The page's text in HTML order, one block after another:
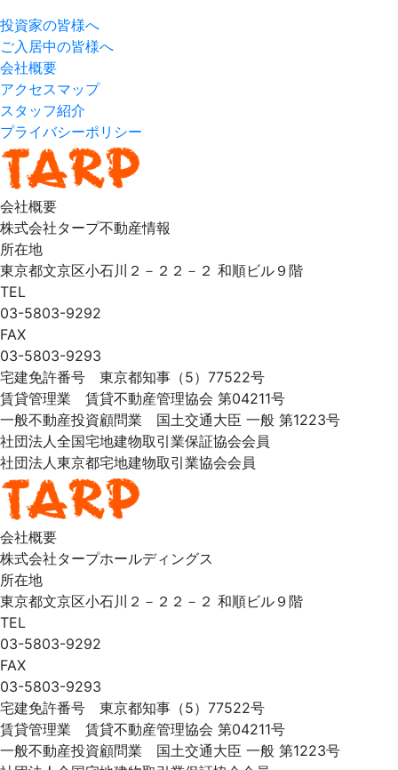
投資家の皆様へ
ご入居中の皆様へ
会社概要
アクセスマップ
スタッフ紹介
プライバシーポリシー
会社概要
株式会社タープ不動産情報
所在地
東京都文京区小石川２－２２－２ 和順ビル９階
TEL
03-5803-9292
FAX
03-5803-9293
宅建免許番号 東京都知事（5）77522号
賃貸管理業 賃貸不動産管理協会 第04211号
一般不動産投資顧問業 国土交通大臣 一般 第1223号
社団法人全国宅地建物取引業保証協会会員
社団法人東京都宅地建物取引業協会会員
会社概要
株式会社タープホールディングス
所在地
東京都文京区小石川２－２２－２ 和順ビル９階
TEL
03-5803-9292
FAX
03-5803-9293
宅建免許番号 東京都知事（5）77522号
賃貸管理業 賃貸不動産管理協会 第04211号
一般不動産投資顧問業 国土交通大臣 一般 第1223号